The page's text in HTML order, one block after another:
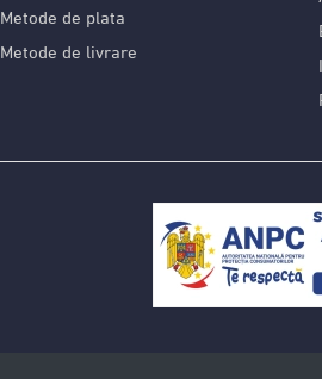
Metode de plata
Metode de livrare